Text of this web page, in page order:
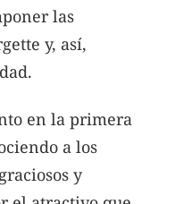
las
y, así,
en la primera
a los
y